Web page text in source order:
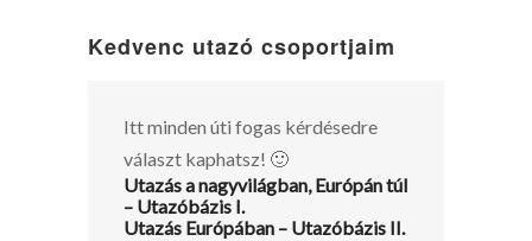
Kedvenc utazó csoportjaim
Itt minden úti fogas kérdésedre
választ kaphatsz! 🙂
Utazás a nagyvilágban, Európán túl
– Utazóbázis I.
Utazás Európában – Utazóbázis II.